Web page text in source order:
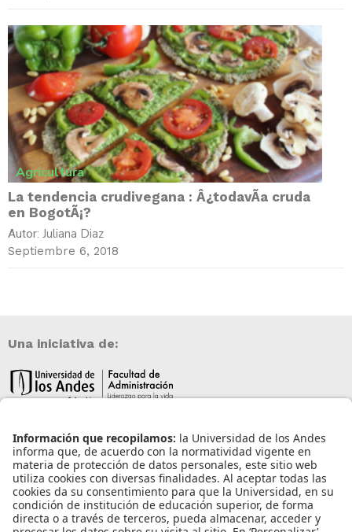
Agricultura
La tendencia crudivegana : Â¿todavÃ­a cruda
en BogotÃ¡?
Autor: Juliana Diaz
Septiembre 6, 2018
Una iniciativa de:
Información de contacto
info@aneia.edu.co
Bogotá, Colombia